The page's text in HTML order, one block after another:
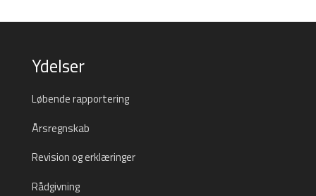
Ydelser
Løbende rapportering
Årsregnskab
Revision og erklæringer
Rådgivning